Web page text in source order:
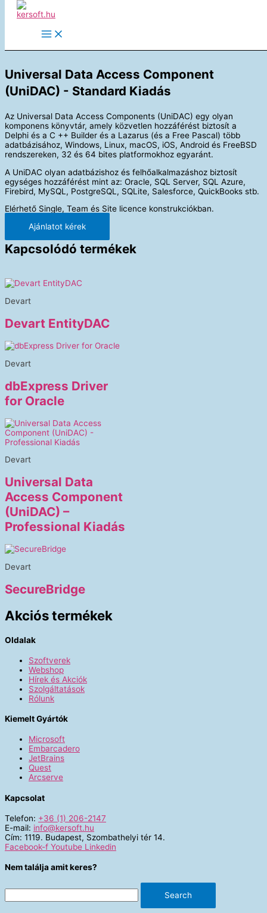
Skip to content
Universal Data Access Component
(UniDAC) - Standard Kiadás
Az Universal Data Access Components (UniDAC) egy olyan
komponens könyvtár, amely közvetlen hozzáférést biztosít a
Delphi és a C ++ Builder és a Lazarus (és a Free Pascal) több
adatbázisához, Windows, Linux, macOS, iOS, Android és FreeBSD
rendszereken, 32 és 64 bites platformokhoz egyaránt.
A UniDAC olyan adatbázishoz és felhőalkalmazáshoz biztosít
egységes hozzáférést mint az: Oracle, SQL Server, SQL Azure,
Firebird, MySQL, PostgreSQL, SQLite, Salesforce, QuickBooks stb.
Elérhető Single, Team és Site licence konstrukciókban.
Ajánlatot kérek
Kapcsolódó termékek
Devart
Devart EntityDAC
Devart
dbExpress Driver
for Oracle
Devart
Universal Data
Access Component
(UniDAC) –
Professional Kiadás
Devart
SecureBridge
Akciós termékek
Oldalak
Szoftverek
Webshop
Hírek és Akciók
Szolgáltatások
Rólunk
Kiemelt Gyártók
Microsoft
Embarcadero
JetBrains
Quest
Arcserve
Kapcsolat
Telefon: +36 (1) 206-2147
E-mail: info@kersoft.hu
Cím: 1119. Budapest, Szombathelyi tér 14.
Facebook-f Youtube Linkedin
Nem találja amit keres?
Search